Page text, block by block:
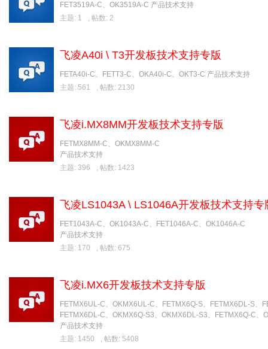
FET3519A-C、OK3519A-C 产品技术支持
主题: 1
, 帖数: 2
飞凌A40i \ T3开发板技术支持专版
FETA40i-C、FETT3-C、OKA40i-C、OKT3-C 产品技术支持
主题: 561
, 帖数: 2130
飞凌i.MX8MM开发板技术支持专版
FETMX8MM-C、OKMX8MM-C
产品技术支持
主题: 396
, 帖数: 1423
飞凌LS1043A \ LS1046A开发板技术支持专
FET1043A-C、OK1043A-C、FET1046A-C、OK1046A-C
产品技术支持
主题: 170
, 帖数: 675
飞凌i.MX6开发板技术支持专版
FETMX6UL-C、OKMX6UL-C、FETMX6Q-S、FETMX6DL-S、
FETMX6DL-C、OKMX6Q-S3、OKMX6DL-S3、FETMX6Q-C、
产品技术支持
主题: 1450
, 帖数: 5408